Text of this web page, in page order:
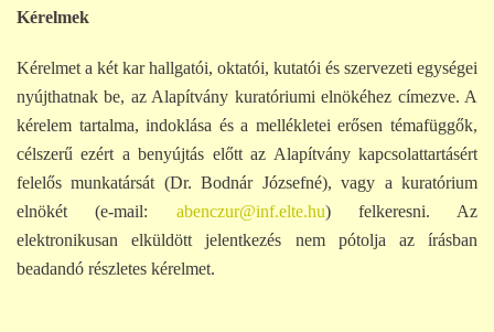
Kérelmek
Kérelmet a két kar hallgatói, oktatói, kutatói és szervezeti egységei
nyújthatnak be, az Alapítvány kuratóriumi elnökéhez címezve. A
kérelem tartalma, indoklása és a mellékletei erősen témafüggők,
célszerű ezért a benyújtás előtt az Alapítvány kapcsolattartásért
felelős munkatársát (Dr. Bodnár Józsefné), vagy a kuratórium
elnökét (e-mail: abenczur@inf.elte.hu) felkeresni. Az
elektronikusan elküldött jelentkezés nem pótolja az írásban
beadandó részletes kérelmet.